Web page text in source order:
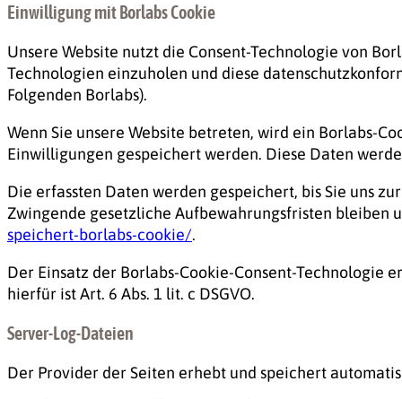
Einwilligung mit Borlabs Cookie
Unsere Website nutzt die Consent-Technologie von
Technologien einzuholen und diese
Folgenden Borlabs).
Wenn Sie unsere Website betreten, wird ein Borlabs-
Einwilligungen gespeichert werden. Diese Daten
Die erfassten Daten werden gespeichert, bis Sie uns
Zwingende gesetzliche Aufbewahrungsfristen
speichert-borlabs-cookie/.
Der Einsatz der Borlabs-Cookie-Consent-Technologie
hierfür ist Art. 6 Abs. 1 lit. c DSGVO.
Server-Log-Dateien
Der Provider der Seiten erhebt und speichert